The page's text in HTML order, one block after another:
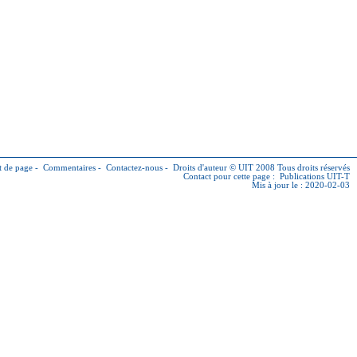
de page - Commentaires - Contactez-nous - Droits d'auteur © UIT 2008 Tous droits réservés
Contact pour cette page : Publications UIT-T
Mis à jour le : 2020-02-03